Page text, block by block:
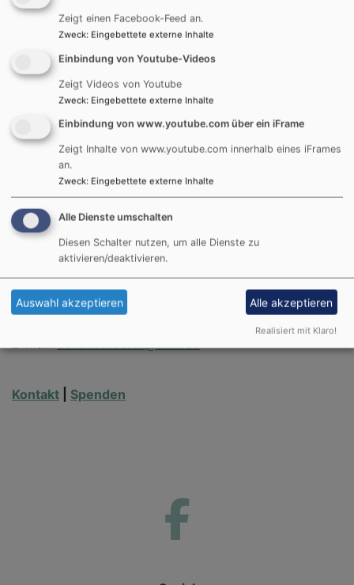
Fotos: Martin Adel, Stadtkantorei Fürth
Kontakt
Dekanat Fürth
Pfarrhof 3, 90762 Fürth
Telefon: 0911 / 76 66 49 0
E-Mail:dekanat.fuerth@elkb.de
Kontakt Spenden
Zeigt einen Facebook-Feed an.
Zweck: Eingebettete externe Inhalte
Einbindung von Youtube-Videos
Zeigt Videos von Youtube
Zweck: Eingebettete externe Inhalte
Einbindung von www.youtube.com über ein iFrame
Zeigt Inhalte von www.youtube.com innerhalb eines iFrames
an.
Zweck: Eingebettete externe Inhalte
Alle Dienste umschalten
Diesen Schalter nutzen, um alle Dienste zu
aktivieren/deaktivieren.
Auswahl akzeptieren Alle akzeptieren
Realisiert mit Klaro!